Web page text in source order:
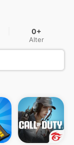
0+
Alter